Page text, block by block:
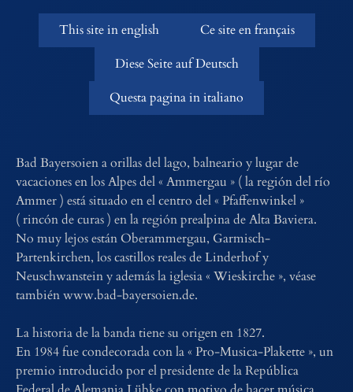
This site in english Ce site en français
Diese Seite auf Deutsch
Questa pagina in italiano
Bad Bayersoien a orillas del lago, balneario y lugar de
vacaciones en los Alpes del « Ammergau » ( la región del río
Ammer ) está situado en el centro del « Pfaffenwinkel »
( rincón de curas ) en la región prealpina de Alta Baviera.
No muy lejos están Oberammergau, Garmisch-
Partenkirchen, los castillos reales de Linderhof y
Neuschwanstein y además la iglesia « Wieskirche », véase
también www.bad-bayersoien.de.
La historia de la banda tiene su origen en 1827.
En 1984 fue condecorada con la « Pro-Musica-Plakette », un
premio introducido por el presidente de la República